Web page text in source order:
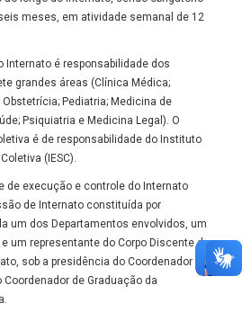
meses, em atividade semanal de 12
Internato é responsabilidade dos
grandes áreas (Clínica Médica;
Pediatria; Medicina de
Psiquiatria e Medicina Legal). O
é de responsabilidade do Instituto
(IESC).
de execução e controle do Internato
de Internato constituída por
um dos Departamentos envolvidos, um
um representante do Corpo Discente de
sob a presidência do Coordenador
de Graduação da